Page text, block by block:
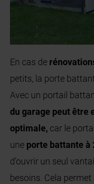
En cas de
petits, la porte
Avec un portail
du garage peut être
optimale, car le
une porte battante à
d’ouvrir un seul
besoins. Cela